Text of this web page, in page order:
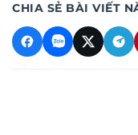
CHIA SẺ BÀI VIẾT